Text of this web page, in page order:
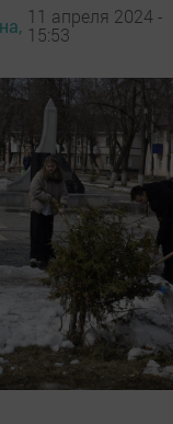
11 апреля 2024 -
15:53